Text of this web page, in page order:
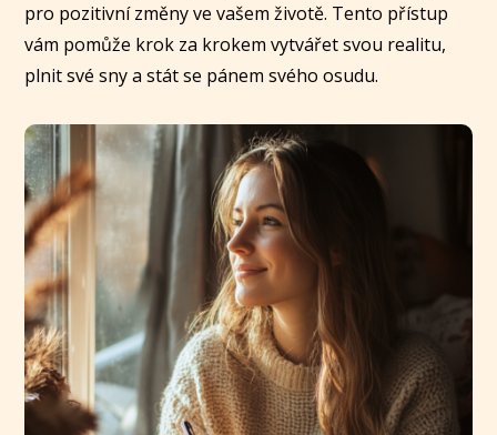
pro pozitivní změny ve vašem životě. Tento přístup
vám pomůže krok za krokem vytvářet svou realitu,
plnit své sny a stát se pánem svého osudu.